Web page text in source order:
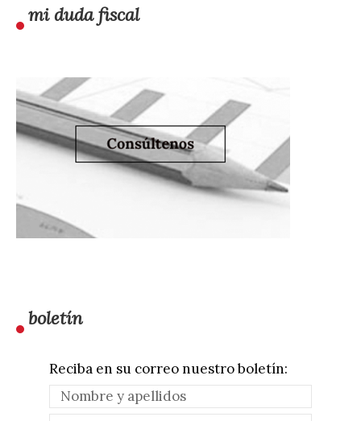
mi duda fiscal
boletín
Reciba en su correo nuestro boletín: